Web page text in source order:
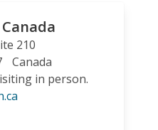
210
Canada
in person.